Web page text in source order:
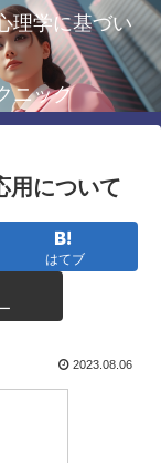
理学に基づい
ニック
用について
はてブ
2023.08.06